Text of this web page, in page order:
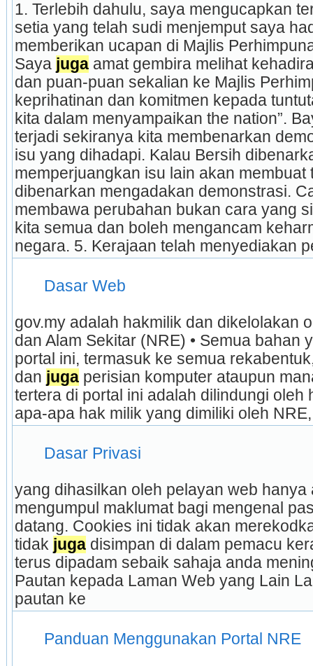
1. Terlebih dahulu, saya mengucapkan
setia yang telah sudi menjemput saya
memberikan ucapan di Majlis
Saya juga amat gembira melihat
dan puan-puan sekalian ke Majlis
keprihatinan dan komitmen kepada
kita dalam menyampaikan the nation”.
terjadi sekiranya kita membenarkan
isu yang dihadapi. Kalau Bersih
memperjuangkan isu lain akan
dibenarkan mengadakan demonstrasi.
membawa perubahan bukan cara yang
kita semua dan boleh mengancam
negara. 5. Kerajaan telah menyediakan
Dasar Web
gov.my adalah hakmilik dan dikelolakan
dan Alam Sekitar (NRE) • Semua bahan
portal ini, termasuk ke semua
dan juga perisian komputer ataupun
tertera di portal ini adalah dilindungi oleh
apa-apa hak milik yang dimiliki oleh
Dasar Privasi
yang dihasilkan oleh pelayan web
mengumpul maklumat bagi mengenal
datang. Cookies ini tidak akan
tidak juga disimpan di dalam pemacu
terus dipadam sebaik sahaja anda
Pautan kepada Laman Web yang Lain
pautan ke
Panduan Menggunakan Portal NRE